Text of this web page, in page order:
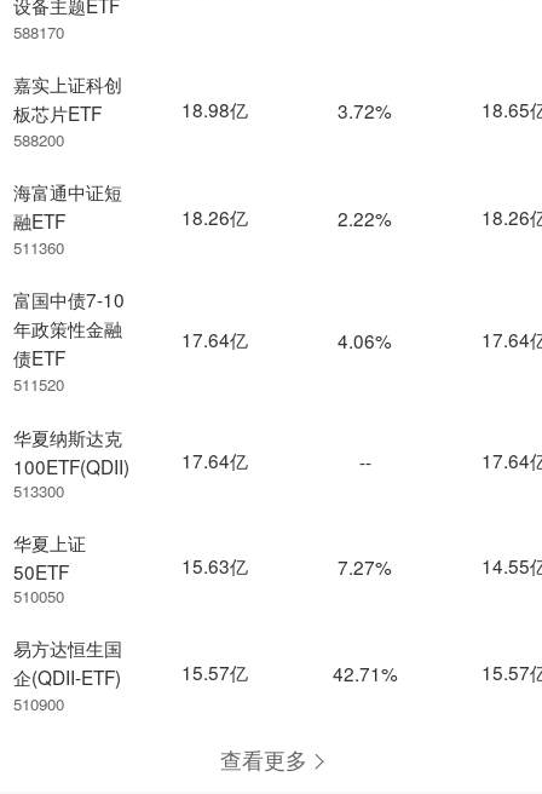
588170
嘉实上证科创
板芯片ETF
588200
海富通中证短
融ETF
511360
富国中债7-10
年政策性金融
债ETF
511520
华夏纳斯达克
100ETF(QDII)
513300
华夏上证
50ETF
510050
易方达恒生国
企(QDII-ETF)
510900
18.98亿 3.72% 18.65
18.26亿 2.22% 18.26
17.64亿 4.06% 17.64
17.64亿 -- 17.64
15.63亿 7.27% 14.55
15.57亿 42.71% 15.57
查看更多